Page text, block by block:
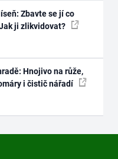
Zbavte se jí co
ji zlikvidovat?
Hnojivo na růže,
i čistič nářadí